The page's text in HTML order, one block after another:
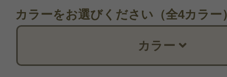
カラーをお選びください（全4カラー
カラー